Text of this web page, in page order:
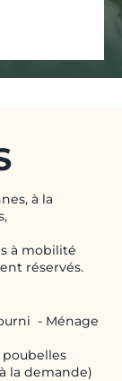
à la
à mobilité
réservés.
- Ménage
la demande)